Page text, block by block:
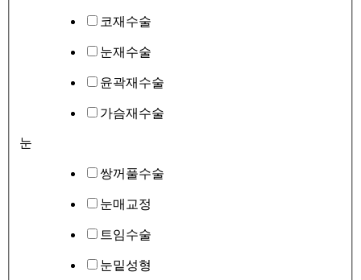
코재수술
눈재수술
윤곽재수술
가슴재수술
눈
쌍꺼풀수술
눈매교정
트임수술
눈밑성형